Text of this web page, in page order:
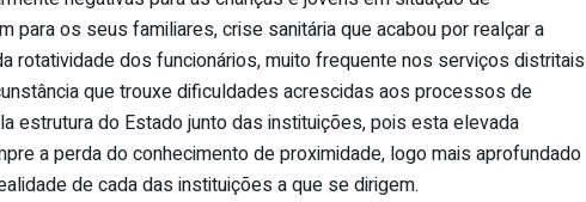
para os seus familiares, crise sanitária que acabou por realçar a
rotatividade dos funcionários, muito frequente nos serviços distritais
que trouxe dificuldades acrescidas aos processos de
estrutura do Estado junto das instituições, pois esta elevada
a perda do conhecimento de proximidade, logo mais aprofundado
de cada das instituições a que se dirigem.